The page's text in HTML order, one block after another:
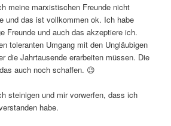
meine marxistischen Freunde nicht
und das ist vollkommen ok. Ich habe
Freunde und auch das akzeptiere ich.
toleranten Umgang mit den Ungläubigen
die Jahrtausende erarbeiten müssen. Die
auch noch schaffen. 😉
steinigen und mir vorwerfen, dass ich
habe.